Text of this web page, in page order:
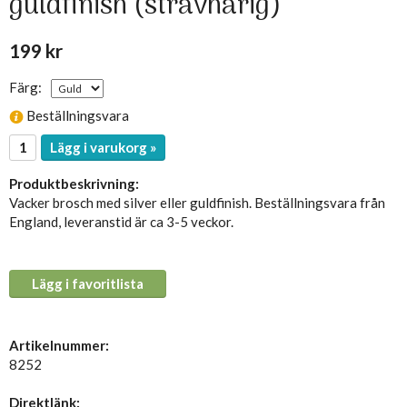
199 kr
Färg:
Beställningsvara
Lägg i varukorg »
Produktbeskrivning:
Vacker brosch med silver eller guldfinish. Beställningsvara från
England, leveranstid är ca 3-5 veckor.
Lägg i favoritlista
Artikelnummer:
8252
Direktlänk: